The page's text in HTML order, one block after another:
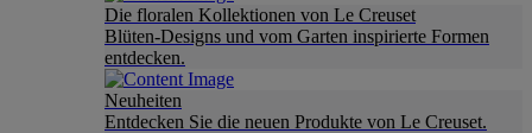
Die floralen Kollektionen von Le Creuset
Blüten-Designs und vom Garten inspirierte Formen
entdecken.
Neuheiten
Entdecken Sie die neuen Produkte von Le Creuset.